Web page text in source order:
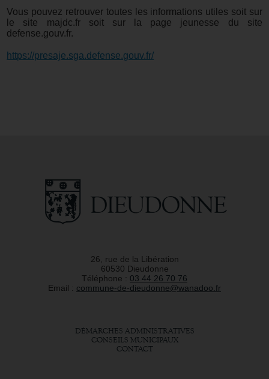
Vous pouvez retrouver toutes les informations utiles soit sur
le site majdc.fr soit sur la page jeunesse du site
defense.gouv.fr.
https://presaje.sga.defense.gouv.fr/
26, rue de la Libération
60530 Dieudonne
Téléphone : 03 44 26 70 76
Email : commune-de-dieudonne@wanadoo.fr
DÉMARCHES ADMINISTRATIVES
CONSEILS MUNICIPAUX
CONTACT